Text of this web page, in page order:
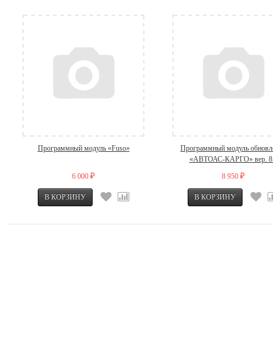
Программный модуль «Fuso»
6 000 ₽
Программный модуль
«АВТОАС-КАРГО» вер.
8 950 ₽